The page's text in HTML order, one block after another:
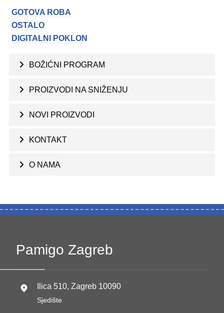
GOTOVA ROBA
OSTALO
DIGITALNI POKLON
BOŽIĆNI PROGRAM
PROIZVODI NA SNIŽENJU
NOVI PROIZVODI
KONTAKT
O NAMA
Pamigo Zagreb
Ilica 510, Zagreb 10090
Sjedište